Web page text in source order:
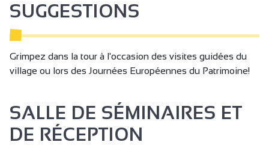
SUGGESTIONS
Grimpez dans la tour à l'occasion des visites guidées du
village ou lors des Journées Européennes du Patrimoine!
SALLE DE SÉMINAIRES ET
DE RÉCEPTION